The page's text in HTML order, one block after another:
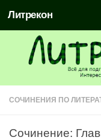
Литрекон
СОЧИНЕНИЯ ПО
Сочинение: